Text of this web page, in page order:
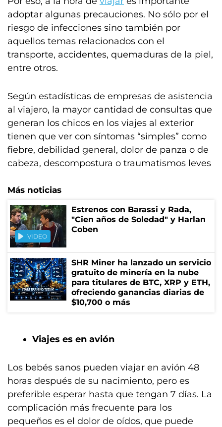
adoptar algunas precauciones. No sólo por el
riesgo de infecciones sino también por
aquellos temas relacionados con el
transporte, accidentes, quemaduras de la piel,
entre otros.
Según estadísticas de empresas de asistencia
al viajero, la mayor cantidad de consultas que
generan los chicos en los viajes al exterior
tienen que ver con síntomas “simples” como
fiebre, debilidad general, dolor de panza o de
cabeza, descompostura o traumatismos leves
Más noticias
VIDEO
Estrenos con Barassi y Rada,
"Cien años de Soledad" y Harlan
Coben
SHR Miner ha lanzado un servicio
gratuito de minería en la nube
para titulares de BTC, XRP y ETH,
ofreciendo ganancias diarias de
$10,700 o más
Viajes es en avión
Los bebés sanos pueden viajar en avión 48
horas después de su nacimiento, pero es
preferible esperar hasta que tengan 7 días. La
complicación más frecuente para los
pequeños es el dolor de oídos, que puede